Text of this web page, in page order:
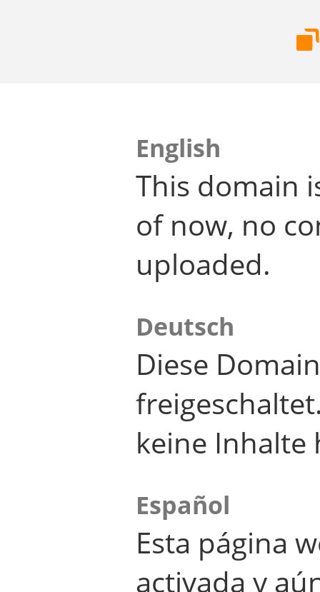
English
This domain
of now, no
uploaded.
Deutsch
Diese
keine Inhalte
Español
Esta página
activada y